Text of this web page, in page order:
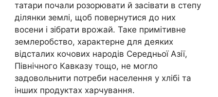
татари почали розорювати й засівати в степу
ділянки землі, щоб повернутися до них
восени і зібрати врожай. Таке примітивне
землеробство, характерне для деяких
відсталих кочових народів Середньої Азії,
Північного Кавказу тощо, не могло
задовольнити потреби населення у хлібі та
інших продуктах харчування.